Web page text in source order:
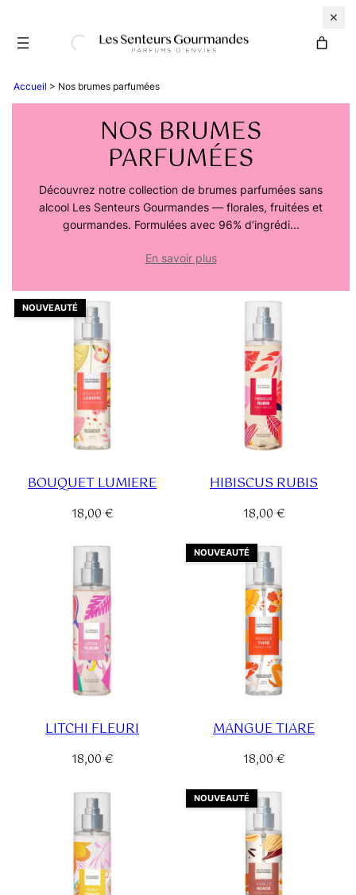
au
Accueil > Nos brumes parfumées
NOS BRUMES
PARFUMÉES
Découvrez notre collection de brumes parfumées sans
alcool Les Senteurs Gourmandes — florales, fruitées et
gourmandes. Formulées avec 96% d’ingrédi...
En savoir plus
NOUVEAUTÉ
BOUQUET LUMIERE
18,00 €
HIBISCUS RUBIS
18,00 €
LITCHI FLEURI
18,00 €
NOUVEAUTÉ
MANGUE TIARE
18,00 €
NOUVEAUTÉ
✕